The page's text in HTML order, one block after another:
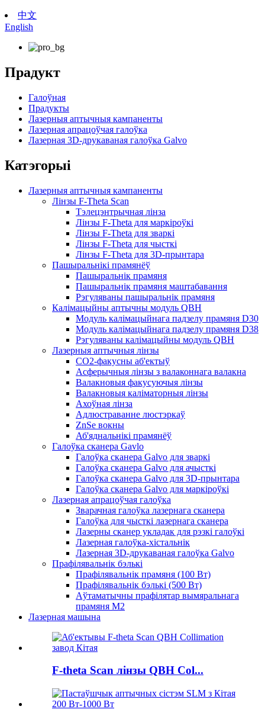
中文
English
Прадукт
Галоўная
Прадукты
Лазерныя аптычныя кампаненты
Лазерная апрацоўчая галоўка
Лазерная 3D-друкаваная галоўка Galvo
Катэгорыі
Лазерныя аптычныя кампаненты
Лінзы F-Theta Scan
Тэлецэнтрычная лінза
Лінзы F-Theta для маркіроўкі
Лінзы F-Theta для зваркі
Лінзы F-Theta для чысткі
Лінзы F-Theta для 3D-прынтара
Пашыральнікі прамянёў
Пашыральнік прамяня
Пашыральнік прамяня маштабавання
Рэгуляваны пашыральнік прамяня
Калімацыйны аптычны модуль QBH
Модуль калімацыйнага падзелу прамяня D30
Модуль калімацыйнага падзелу прамяня D38
Рэгуляваны калімацыйны модуль QBH
Лазерныя аптычныя лінзы
CO2-факусны аб'ектыў
Асферычныя лінзы з валаконнага валакна
Валакновыя факусуючыя лінзы
Валакновыя каліматорныя лінзы
Ахоўная лінза
Адлюстраванне люстэркаў
ZnSe вокны
Аб'яднальнікі прамянёў
Галоўка сканера Gavlo
Галоўка сканера Galvo для зваркі
Галоўка сканера Galvo для ачысткі
Галоўка сканера Galvo для 3D-прынтара
Галоўка сканера Galvo для маркіроўкі
Лазерная апрацоўчая галоўка
Зварачная галоўка лазернага сканера
Галоўка для чысткі лазернага сканера
Лазерны сканер укладак для рэзкі галоўкі
Лазерная галоўка-хістальнік
Лазерная 3D-друкаваная галоўка Galvo
Прафілявальнік бэлькі
Прафілявальнік прамяня (100 Вт)
Прафілявальнік бэлькі (500 Вт)
Аўтаматычны прафілятар вымяральнага
прамяня M2
Лазерная машына
F-theta Scan лінзы QBH Col...